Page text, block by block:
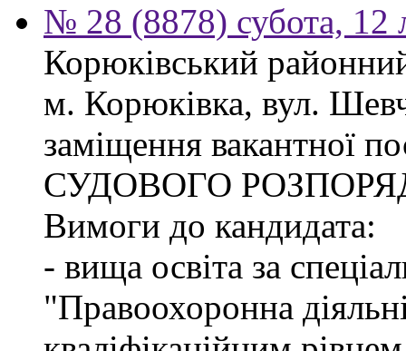
№ 28 (8878) субота, 12
Корюківський
м. Корюківка, вул.
заміщення вакантної
СУДОВОГО
Вимоги до кандидата:
- вища освіта за
"Правоохоронна